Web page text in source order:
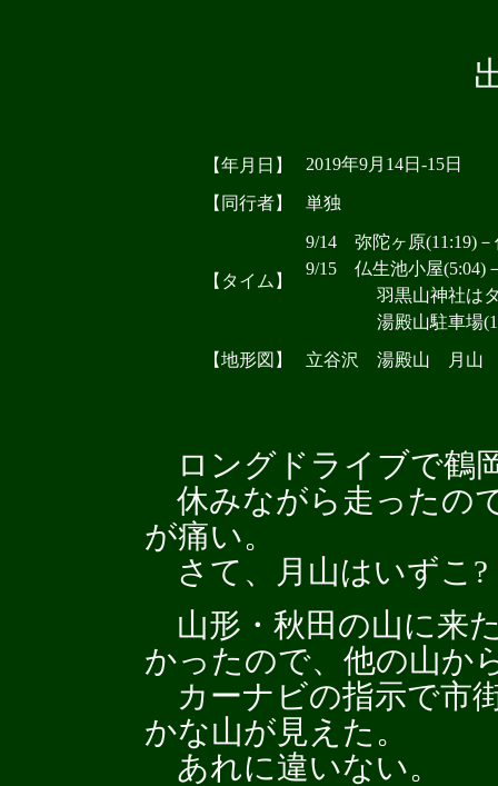
【年月日】 2019年9月14日-15日
【同行者】 単独
【タイム】
9/14 弥陀ヶ原(11:19)－
9/15 仏生池小屋(5:04)
羽黒山神社はタ
湯殿山駐車場
【地形図】
立谷沢 湯殿山 月
ロングドライブで鶴
休みながら走ったの
が痛い。
さて、月山はいずこ?
山形・秋田の山に来
かったので、他の山か
カーナビの指示で市
かな山が見えた。
あれに違いない。